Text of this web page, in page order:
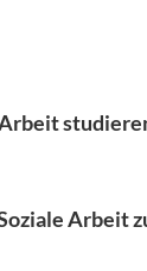
Arbeit